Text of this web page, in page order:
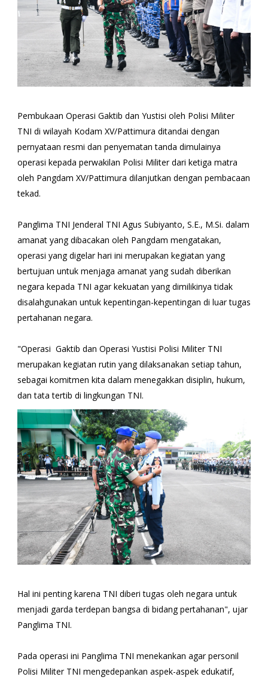
Pembukaan Operasi Gaktib dan Yustisi oleh Polisi Militer
TNI di wilayah Kodam XV/Pattimura ditandai dengan
pernyataan resmi dan penyematan tanda dimulainya
operasi kepada perwakilan Polisi Militer dari ketiga matra
oleh Pangdam XV/Pattimura dilanjutkan dengan pembacaan
tekad.
Panglima TNI Jenderal TNI Agus Subiyanto, S.E., M.Si. dalam
amanat yang dibacakan oleh Pangdam mengatakan,
operasi yang digelar hari ini merupakan kegiatan yang
bertujuan untuk menjaga amanat yang sudah diberikan
negara kepada TNI agar kekuatan yang dimilikinya tidak
disalahgunakan untuk kepentingan-kepentingan di luar tugas
pertahanan negara.
"Operasi Gaktib dan Operasi Yustisi Polisi Militer TNI
merupakan kegiatan rutin yang dilaksanakan setiap tahun,
sebagai komitmen kita dalam menegakkan disiplin, hukum,
dan tata tertib di lingkungan TNI.
Hal ini penting karena TNI diberi tugas oleh negara untuk
menjadi garda terdepan bangsa di bidang pertahanan", ujar
Panglima TNI.
Pada operasi ini Panglima TNI menekankan agar personil
Polisi Militer TNI mengedepankan aspek-aspek edukatif,